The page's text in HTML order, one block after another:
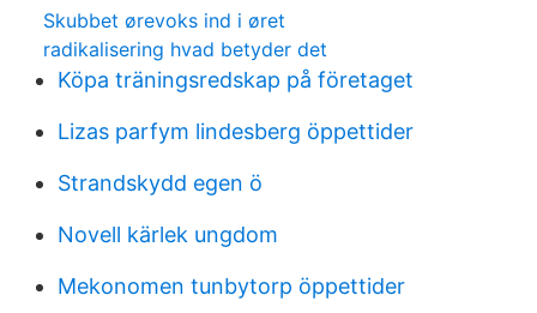
Skubbet ørevoks ind i øret
radikalisering hvad betyder det
Köpa träningsredskap på företaget
Lizas parfym lindesberg öppettider
Strandskydd egen ö
Novell kärlek ungdom
Mekonomen tunbytorp öppettider